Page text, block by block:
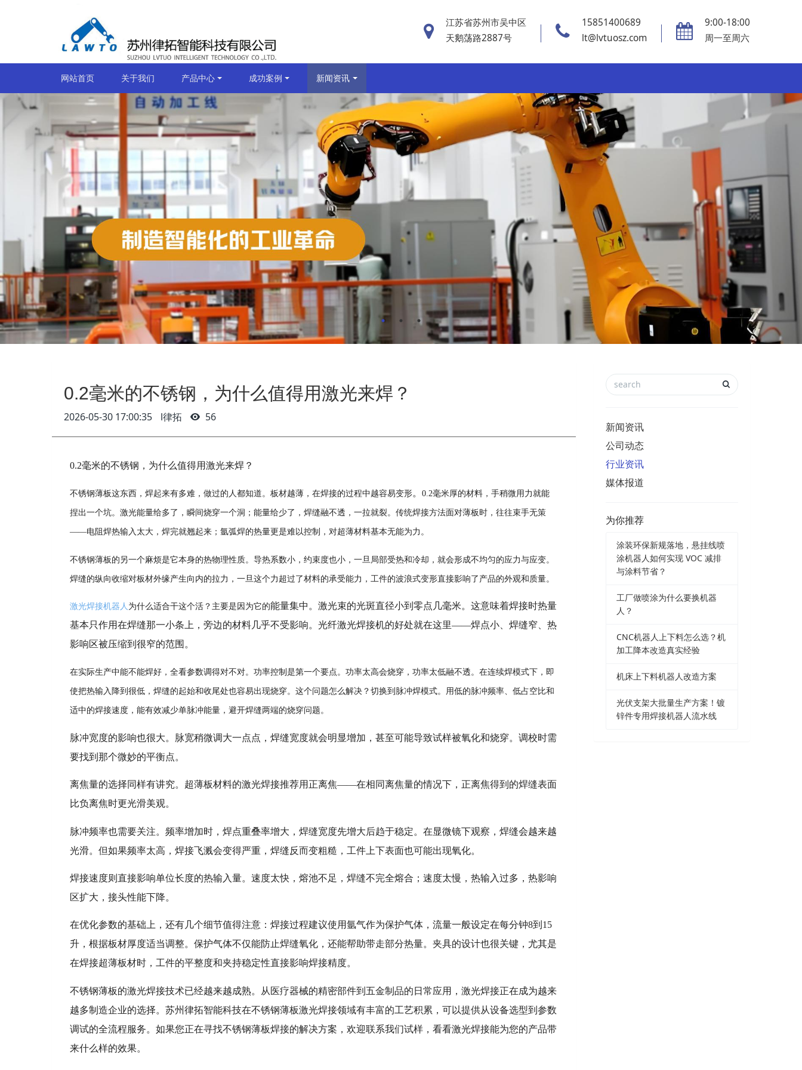
江苏省苏州市吴中区
天鹅荡路2887号
15851400689
lt@lvtuosz.com
9:00-18:00
周一至周六
网站首页 关于我们 产品中心 成功案例 新闻资讯
0.2毫米的不锈钢，为什么值得用激光来焊？
2026-05-30 17:00:35 l律拓 56
0.2毫米的不锈钢，为什么值得用激光来焊？
不锈钢薄板这东西，焊起来有多难，做过的人都知道。板材越薄，在焊接的过程中越容易变形。 0.2毫米厚的材料，手稍微用力就能
捏出一个坑。激光能量给多了，瞬间烧穿一个洞；能量给少了，焊缝融不透，一拉就裂。传统焊接方法面对薄板时，往往束手无策
——电阻焊热输入太大，焊完就翘起来；氩弧焊的热量更是难以控制，对超薄材料基本无能为力。
不锈钢薄板的另一个麻烦是它本身的热物理性质。导热系数小，约束度也小，一旦局部受热和冷却，就会形成不均匀的应力与应变。
焊缝的纵向收缩对板材外缘产生向内的拉力，一旦这个力超过了材料的承受能力，工件的波浪式变形直接影响了产品的外观和质量。
激光焊接机器人 为什么适合干这个活？主要是因为它的能量集中。激光束的光斑直径小到零点几毫米。这意味着焊接时热量
基本只作用在焊缝那一小条上，旁边的材料几乎不受影响。光纤激光焊接机的好处就在这里——焊点小、焊缝窄、热
影响区被压缩到很窄的范围。
在实际生产中能不能焊好，全看参数调得对不对。功率控制是第一个要点。功率太高会烧穿，功率太低融不透。在连续焊模式下，即
使把热输入降到很低，焊缝的起始和收尾处也容易出现烧穿。这个问题怎么解决？切换到脉冲焊模式。用低的脉冲频率、低占空比和
适中的焊接速度，能有效减少单脉冲能量，避开焊缝两端的烧穿问题。
脉冲宽度的影响也很大。脉宽稍微调大一点点，焊缝宽度就会明显增加，甚至可能导致试样被氧化和烧穿。调校时需
要找到那个微妙的平衡点。
离焦量的选择同样有讲究。超薄板材料的激光焊接推荐用正离焦——在相同离焦量的情况下，正离焦得到的焊缝表面
比负离焦时更光滑美观。
脉冲频率也需要关注。频率增加时，焊点重叠率增大，焊缝宽度先增大后趋于稳定。在显微镜下观察，焊缝会越来越
光滑。但如果频率太高，焊接飞溅会变得严重，焊缝反而变粗糙，工件上下表面也可能出现氧化。
焊接速度则直接影响单位长度的热输入量。速度太快，熔池不足，焊缝不完全熔合；速度太慢，热输入过多，热影响
区扩大，接头性能下降。
在优化参数的基础上，还有几个细节值得注意：焊接过程建议使用氩气作为保护气体，流量一般设定在每分钟8到15
升，根据板材厚度适当调整。保护气体不仅能防止焊缝氧化，还能帮助带走部分热量。夹具的设计也很关键，尤其是
在焊接超薄板材时，工件的平整度和夹持稳定性直接影响焊接精度。
不锈钢薄板的激光焊接技术已经越来越成熟。从医疗器械的精密部件到五金制品的日常应用，激光焊接正在成为越来
越多制造企业的选择。苏州律拓智能科技在不锈钢薄板激光焊接领域有丰富的工艺积累，可以提供从设备选型到参数
调试的全流程服务。如果您正在寻找不锈钢薄板焊接的解决方案，欢迎联系我们试样，看看激光焊接能为您的产品带
来什么样的效果。
新闻资讯
公司动态
行业资讯
媒体报道
为你推荐
涂装环保新规落地，悬挂线喷
涂机器人如何实现 VOC 减排
与涂料节省？
工厂做喷涂为什么要换机器
人？
CNC机器人上下料怎么选？机
加工降本改造真实经验
机床上下料机器人改造方案
光伏支架大批量生产方案！镀
锌件专用焊接机器人流水线